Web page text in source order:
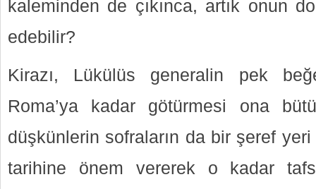
kaleminden de çıkınca, artık onun
edebilir?
Kirazı, Lükülüs generalin pek
Roma’ya kadar götürmesi ona
düşkünlerin sofraların da bir şeref
tarihine önem vererek o kadar